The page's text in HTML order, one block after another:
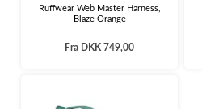
Ruffwear Web Master Harness,
Blaze Orange
Fra DKK 749,00